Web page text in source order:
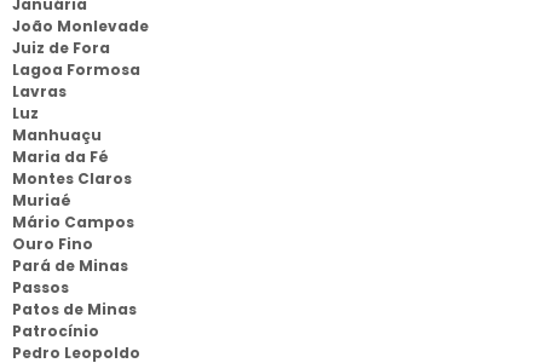
Januária
João Monlevade
Juiz de Fora
Lagoa Formosa
Lavras
Luz
Manhuaçu
Maria da Fé
Montes Claros
Muriaé
Mário Campos
Ouro Fino
Pará de Minas
Passos
Patos de Minas
Patrocínio
Pedro Leopoldo